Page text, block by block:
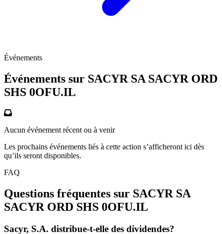
Événements
Événements sur SACYR SA SACYR ORD
SHS 0OFU.IL
Aucun événement récent ou à venir
Les prochains événements liés à cette action s’afficheront ici dès
qu’ils seront disponibles.
FAQ
Questions fréquentes sur SACYR SA
SACYR ORD SHS 0OFU.IL
Sacyr, S.A. distribue-t-elle des dividendes?